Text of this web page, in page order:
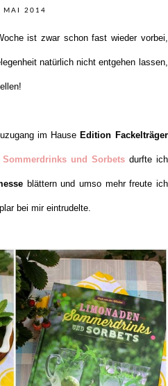
MAI 2014
ist zwar schon fast wieder vorbei,
natürlich nicht entgehen lassen,
im Hause Edition Fackelträger
Sommerdrinks und Sorbetsdurfte ich
blättern und umso mehr freute ich
bei mir eintrudelte.